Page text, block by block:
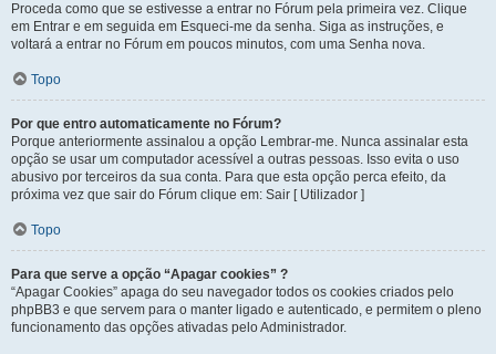
Proceda como que se estivesse a entrar no Fórum pela primeira vez. Clique
em Entrar e em seguida em Esqueci-me da senha. Siga as instruções, e
voltará a entrar no Fórum em poucos minutos, com uma Senha nova.
Topo
Por que entro automaticamente no Fórum?
Porque anteriormente assinalou a opção Lembrar-me. Nunca assinalar esta
opção se usar um computador acessível a outras pessoas. Isso evita o uso
abusivo por terceiros da sua conta. Para que esta opção perca efeito, da
próxima vez que sair do Fórum clique em: Sair [ Utilizador ]
Topo
Para que serve a opção “Apagar cookies” ?
“Apagar Cookies” apaga do seu navegador todos os cookies criados pelo
phpBB3 e que servem para o manter ligado e autenticado, e permitem o pleno
funcionamento das opções ativadas pelo Administrador.